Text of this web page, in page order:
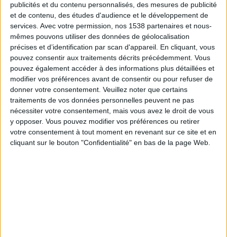
publicités et du contenu personnalisés, des mesures de publicité
et de contenu, des études d'audience et le développement de
services. Avec votre permission, nos 1538 partenaires et nous-
mêmes pouvons utiliser des données de géolocalisation
précises et d’identification par scan d'appareil. En cliquant, vous
pouvez consentir aux traitements décrits précédemment. Vous
pouvez également accéder à des informations plus détaillées et
modifier vos préférences avant de consentir ou pour refuser de
donner votre consentement. Veuillez noter que certains
traitements de vos données personnelles peuvent ne pas
nécessiter votre consentement, mais vous avez le droit de vous
y opposer. Vous pouvez modifier vos préférences ou retirer
votre consentement à tout moment en revenant sur ce site et en
cliquant sur le bouton "Confidentialité" en bas de la page Web.
5 kilos
kilos
10 kilos
Webinaires en direct Voir tout
Chaque semaine, posez vos questions en live
en participant à des vidéo-conférences avec
Jean-Michel et les diététiciennes du
programme.